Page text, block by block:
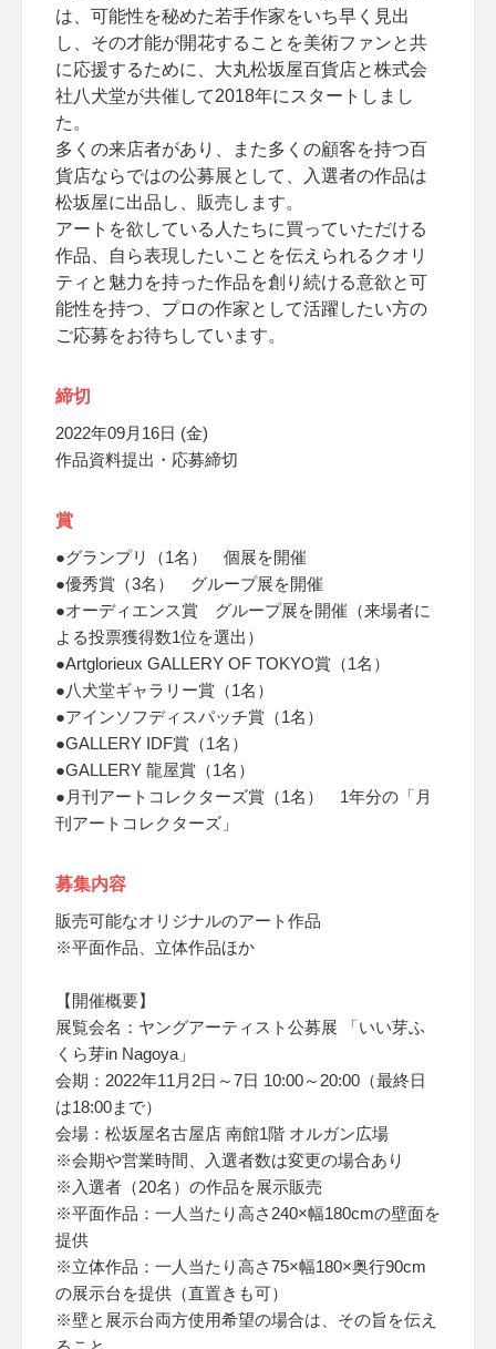
は、可能性を秘めた若手作家をいち早く見出
し、その才能が開花することを美術ファンと共
に応援するために、大丸松坂屋百貨店と株式会
社八犬堂が共催して2018年にスタートしまし
た。
多くの来店者があり、また多くの顧客を持つ百
貨店ならではの公募展として、入選者の作品は
松坂屋に出品し、販売します。
アートを欲している人たちに買っていただける
作品、自ら表現したいことを伝えられるクオリ
ティと魅力を持った作品を創り続ける意欲と可
能性を持つ、プロの作家として活躍したい方の
ご応募をお待ちしています。
締切
2022年09月16日 (金)
作品資料提出・応募締切
賞
●グランプリ（1名） 個展を開催
●優秀賞（3名） グループ展を開催
●オーディエンス賞 グループ展を開催（来場者に
よる投票獲得数1位を選出）
●Artglorieux GALLERY OF TOKYO賞（1名）
●八犬堂ギャラリー賞（1名）
●アインソフディスパッチ賞（1名）
●GALLERY IDF賞（1名）
●GALLERY 龍屋賞（1名）
●月刊アートコレクターズ賞（1名） 1年分の「月
刊アートコレクターズ」
募集内容
販売可能なオリジナルのアート作品
※平面作品、立体作品ほか
【開催概要】
展覧会名：ヤングアーティスト公募展 「いい芽ふ
くら芽in Nagoya」
会期：2022年11月2日～7日 10:00～20:00（最終日
は18:00まで）
会場：松坂屋名古屋店 南館1階 オルガン広場
※会期や営業時間、入選者数は変更の場合あり
※入選者（20名）の作品を展示販売
※平面作品：一人当たり高さ240×幅180cmの壁面を
提供
※立体作品：一人当たり高さ75×幅180×奥行90cm
の展示台を提供（直置きも可）
※壁と展示台両方使用希望の場合は、その旨を伝え